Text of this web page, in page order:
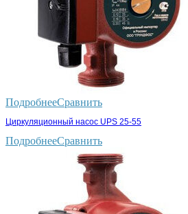
ПодробнееСравнить
Циркуляционный насос UPS 25-55
ПодробнееСравнить